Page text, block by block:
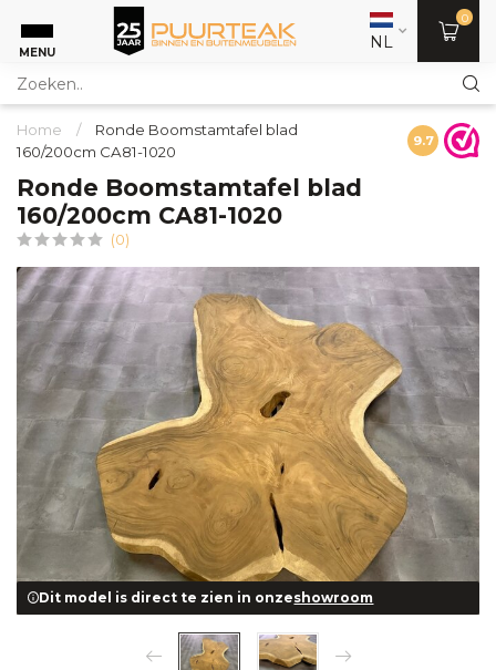
MENU NL
0
Home /
Ronde Boomstamtafel blad
160/200cm CA81-1020
9.7
Ronde Boomstamtafel blad
160/200cm CA81-1020
(0)
Dit model is direct te zien in onzeshowroom